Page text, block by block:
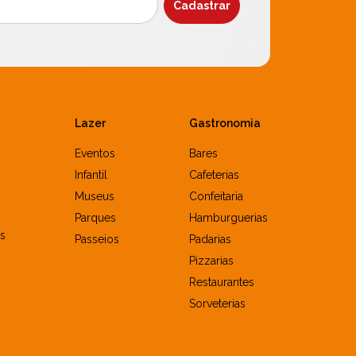
Lazer
Eventos
Infantil
Museus
Parques
Passeios
Gastronomia
Bares
Cafeterias
Confeitaria
Hamburguerias
Padarias
Pizzarias
Restaurantes
Sorveterias